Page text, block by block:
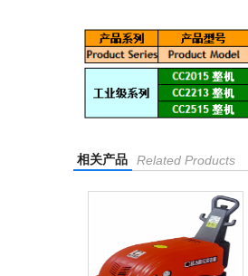
相关产品 Related Products